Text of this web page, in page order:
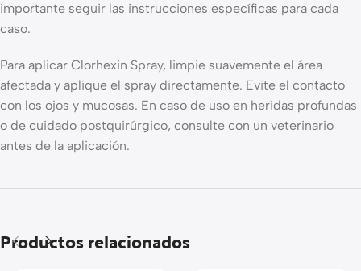
importante seguir las instrucciones específicas para cada
caso.
Para aplicar Clorhexin Spray, limpie suavemente el área
afectada y aplique el spray directamente. Evite el contacto
con los ojos y mucosas. En caso de uso en heridas profundas
o de cuidado postquirúrgico, consulte con un veterinario
antes de la aplicación.
Productos relacionados